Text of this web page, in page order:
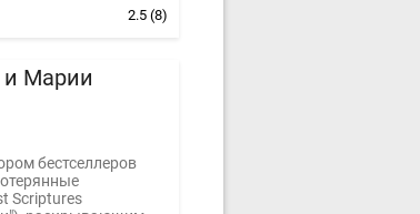
2.5(8)
и Марии
бестселлеров
Scriptures